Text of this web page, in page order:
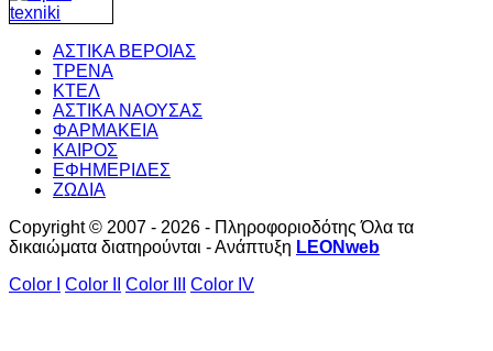
ΑΣΤΙΚΑ ΒΕΡΟΙΑΣ
ΤΡΕΝΑ
ΚΤΕΛ
ΑΣΤΙΚΑ ΝΑΟΥΣΑΣ
ΦΑΡΜΑΚΕΙΑ
ΚΑΙΡΟΣ
ΕΦΗΜΕΡΙΔΕΣ
ΖΩΔΙΑ
Copyright © 2007 - 2026 - Πληροφοριοδότης Όλα τα
δικαιώματα διατηρούνται - Ανάπτυξη LEONweb
Color I
Color II Color III Color IV